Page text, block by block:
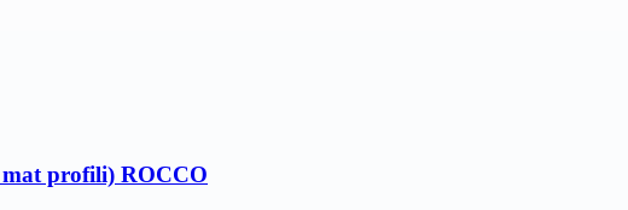
profili) ROCCO